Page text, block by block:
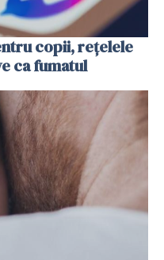
copii, rețelele
ca fumatul